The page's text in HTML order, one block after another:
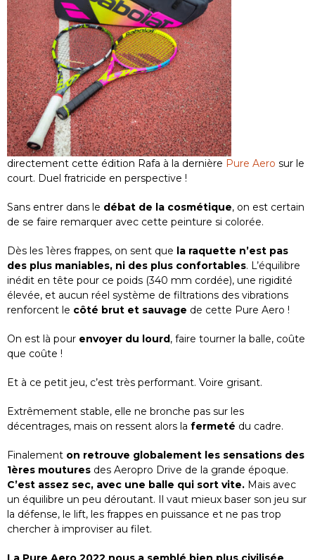
directement cette édition Rafa à la dernière Pure Aero sur le
court. Duel fratricide en perspective !
Sans entrer dans le débat de la cosmétique, on est certain
de se faire remarquer avec cette peinture si colorée.
Dès les 1ères frappes, on sent que la raquette n’est pas
des plus maniables, ni des plus confortables. L’équilibre
inédit en tête pour ce poids (340 mm cordée), une rigidité
élevée, et aucun réel système de filtrations des vibrations
renforcent le côté brut et sauvage de cette Pure Aero !
On est là pour envoyer du lourd, faire tourner la balle, coûte
que coûte !
Et à ce petit jeu, c’est très performant. Voire grisant.
Extrêmement stable, elle ne bronche pas sur les
décentrages, mais on ressent alors la fermeté du cadre.
Finalement on retrouve globalement les sensations des
1ères moutures des Aeropro Drive de la grande époque.
C’est assez sec, avec une balle qui sort vite. Mais avec
un équilibre un peu déroutant. Il vaut mieux baser son jeu sur
la défense, le lift, les frappes en puissance et ne pas trop
chercher à improviser au filet.